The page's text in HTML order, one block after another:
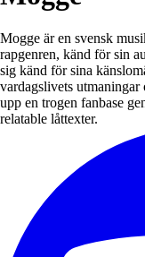
Mogge är en svensk
rapgenren, känd för sin
sig känd för sina
vardagslivets
upp en trogen fanbase
relatable låttexter.